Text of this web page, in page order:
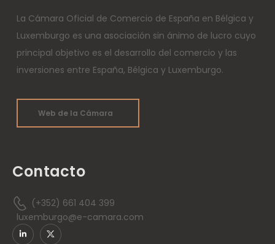
La Cámara Oficial de Comercio de España en Bélgica y
Luxemburgo es una asociación sin ánimo de lucro cuyo
principal objetivo es el desarrollo del comercio y las
inversiones entre España, Bélgica y Luxemburgo.
Web de la Cámara
Contacto
(+352) 661 404 399
luxemburgo@e-camara.com